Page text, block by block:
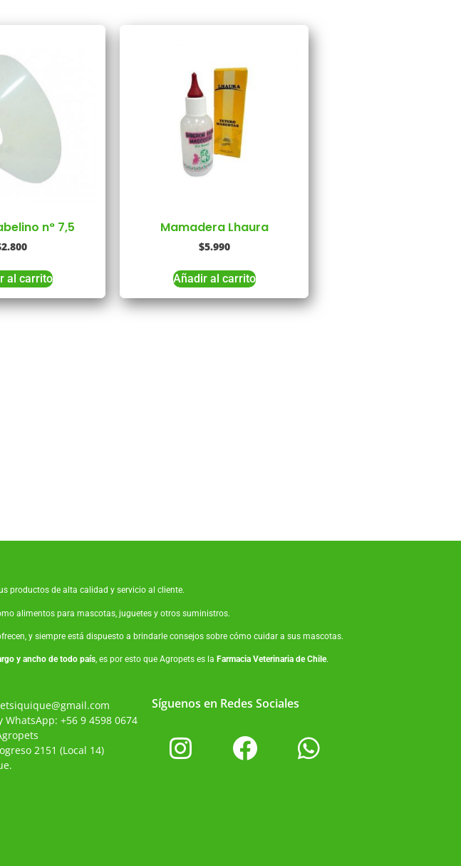
n° 7,5
2.800
al carrito
Mamadera Lhaura
$5.990
Añadir al carrito
productos de alta calidad y servicio al cliente.
alimentos para mascotas juguetes y otros suministros.
y siempre está dispuesto a brindarle consejos sobre cómo cuidar a sus mascotas.
y ancho de todo país, es por esto que Agropets es la Farmacia Veterinaria de Chile.
WhatsApp: +56 9 4598 0674
2151 (Local 14)
Síguenos en Redes Sociales